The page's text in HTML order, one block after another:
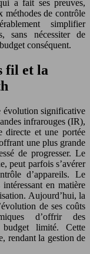
a fait ses preuves,
méthodes de contrôle
simplifier
sans nécessiter de
conséquent.
fil et la
évolution significative
infrarouges (IR),
directe et une portée
une plus grande
de progresser. Le
peut parfois s’avérer
d’appareils. Le
en matière
Aujourd’hui, la
de ses coûts
d’offrir des
budget limité. Cette
rendant la gestion de